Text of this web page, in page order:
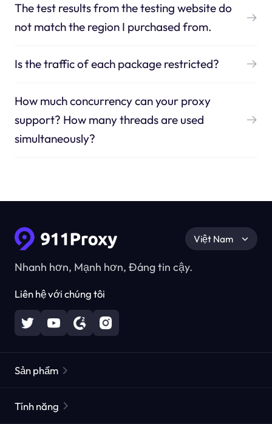
The test results from the testing website do
not match the region I purchased from.
Is the traffic of each package restricted?
How much concurrency can your proxy
support? How many threads are used
simultaneously?
Nhanh hơn, Mạnh hơn, Đáng tin cậy.
Liên hệ với chúng tôi
Việt Nam
Sản phẩm
Tính năng